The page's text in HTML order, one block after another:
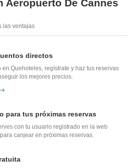
Aeropuerto De Cannes
las ventajas
directos
Quehoteles, regístrate y haz tus reservas
los mejores precios.
para tus próximas reservas
con tu usuario registrado en la web
canjear en próximas reservas.